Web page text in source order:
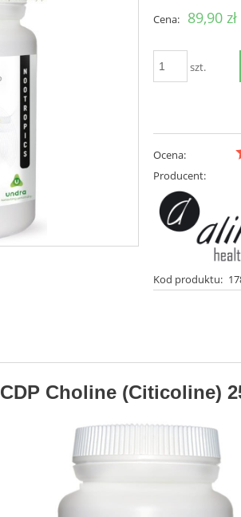
Cena: 89,90 zł
szt.
Ocena:
Producent:
Kod produktu:
CDP Choline (Citicoline)